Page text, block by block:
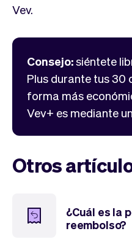
Vev.
Consejo:siéntete
Plus durante tus30
forma más
Vev+ es mediante
Otros
¿Cuál es la
reembolso?